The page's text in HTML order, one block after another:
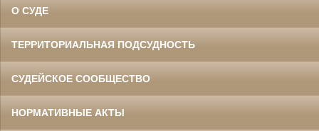
О СУДЕ
ТЕРРИТОРИАЛЬНАЯ ПОДСУДНОСТЬ
СУДЕЙСКОЕ СООБЩЕСТВО
НОРМАТИВНЫЕ АКТЫ